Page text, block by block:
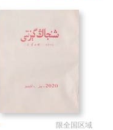
限全国区域